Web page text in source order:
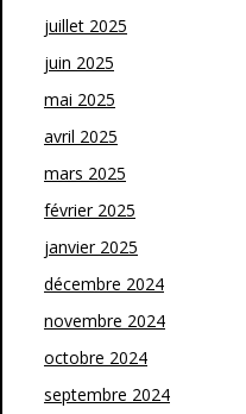
juillet 2025
juin 2025
mai 2025
avril 2025
mars 2025
février 2025
janvier 2025
décembre 2024
novembre 2024
octobre 2024
septembre 2024